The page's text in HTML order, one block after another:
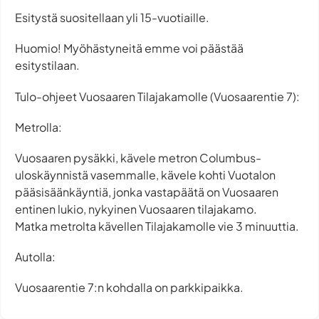
Esitystä suositellaan yli 15-vuotiaille.
Huomio! Myöhästyneitä emme voi päästää
esitystilaan.
Tulo-ohjeet Vuosaaren Tilajakamolle (Vuosaarentie 7):
Metrolla:
Vuosaaren pysäkki, kävele metron Columbus-
uloskäynnistä vasemmalle, kävele kohti Vuotalon
pääsisäänkäyntiä, jonka vastapäätä on Vuosaaren
entinen lukio, nykyinen Vuosaaren tilajakamo.
Matka metrolta kävellen Tilajakamolle vie 3 minuuttia.
Autolla:
Vuosaarentie 7:n kohdalla on parkkipaikka.